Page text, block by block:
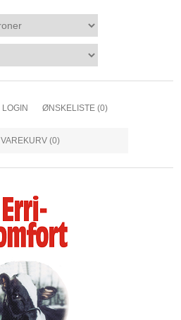
LOGIN ØNSKELISTE (0)
VAREKURV (0)